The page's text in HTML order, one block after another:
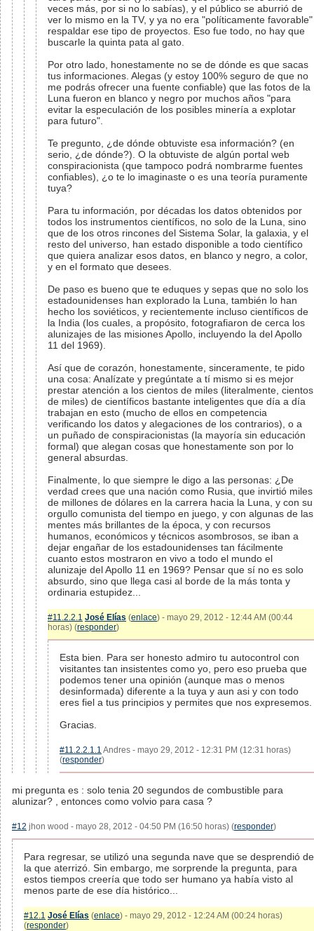
veces más, por si no lo sabías), y el público se aburrió de
ver lo mismo en la TV, y ya no era "políticamente favorable"
respaldar ese tipo de proyectos. Eso fue todo, no hay que
buscarle la quinta pata al gato.
Por otro lado, honestamente no se de dónde es que sacas
tus informaciones. Alegas (y estoy 100% seguro de que no
me podrás ofrecer una fuente confiable) que las fotos de la
Luna fueron en blanco y negro por muchos años "para
evitar la especulación de los posibles minería a explotar
para futuro".
Te pregunto, ¿de dónde obtuviste esa información? (en
serio, ¿de dónde?). O la obtuviste de algún portal web
conspiracionista (que tampoco podrá nombrarme fuentes
confiables), ¿o te lo imaginaste o es una teoría puramente
tuya?
Para tu información, por décadas los datos obtenidos por
todos los instrumentos científicos, no solo de la Luna, sino
que de los otros rincones del Sistema Solar, la galaxia, y el
resto del universo, han estado disponible a todo científico
que quiera analizar esos datos, en blanco y negro, a color,
y en el formato que desees.
De paso es bueno que te eduques y sepas que no solo los
estadounidenses han explorado la Luna, también lo han
hecho los soviéticos, y recientemente incluso científicos de
la India (los cuales, a propósito, fotografiaron de cerca los
alunizajes de las misiones Apollo, incluyendo la del Apollo
11 del 1969).
Así que de corazón, honestamente, sinceramente, te pido
una cosa: Analízate y pregúntate a tí mismo si es mejor
prestar atención a los cientos de miles (literalmente, cientos
de miles) de científicos bastante inteligentes que día a día
trabajan en esto (mucho de ellos en competencia
verificando los datos y alegaciones de los contrarios), o a
un puñado de conspiracionistas (la mayoría sin educación
formal) que alegan cosas que honestamente son por lo
general absurdas.
Finalmente, lo que siempre le digo a las personas: ¿De
verdad crees que una nación como Rusia, que invirtió miles
de millones de dólares en la carrera hacia la Luna, y con su
orgullo comunista del tiempo en juego, y con algunas de las
mentes más brillantes de la época, y con recursos
humanos, económicos y técnicos asombrosos, se iban a
dejar engañar de los estadounidenses tan fácilmente
cuanto estos mostraron en vivo a todo el mundo el
alunizaje del Apollo 11 en 1969? Pensar que sí no es solo
absurdo, sino que llega casi al borde de la más tonta y
ordinaria estupidez...
#11.2.2.1 José Elías (enlace) - mayo 29, 2012 - 12:44 AM (00:44
horas) (responder)
Esta bien. Para ser honesto admiro tu autocontrol con
visitantes tan insistentes como yo, pero eso prueba que
podemos tener una opinión (aunque mas o menos
desinformada) diferente a la tuya y aun asi y con todo
eres fiel a tus principios y permites que nos expresemos.
Gracias.
#11.2.2.1.1 Andres - mayo 29, 2012 - 12:31 PM (12:31 horas)
(responder)
mi pregunta es : solo tenia 20 segundos de combustible para
alunizar? , entonces como volvio para casa ?
#12 jhon wood - mayo 28, 2012 - 04:50 PM (16:50 horas) (responder)
Para regresar, se utilizó una segunda nave que se desprendió de
la que aterrizó. Sin embargo, me sorprende la pregunta, para
estos tiempos creería que todo ser humano ya había visto al
menos parte de ese día histórico...
#12.1 José Elías (enlace) - mayo 29, 2012 - 12:24 AM (00:24 horas)
(responder)